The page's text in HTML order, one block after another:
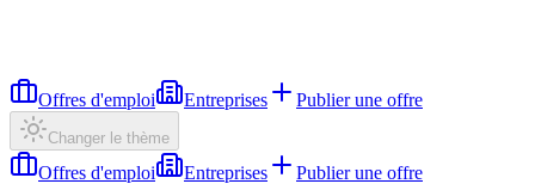
Offres d'emploi Entreprises Publier une offre
Changer le thème
Offres d'emploi Entreprises Publier une offre